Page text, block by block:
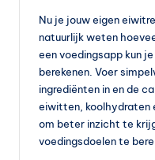
Nu je jouw eigen
natuurlijk weten
een voedingsapp kun
berekenen. Voer
ingrediënten in en de
eiwitten, koolhydraten
om beter inzicht te
voedingsdoelen te